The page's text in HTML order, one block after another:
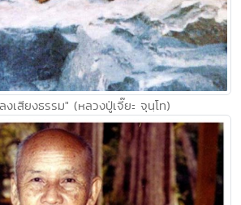
งเสียงธรรม" (หลวงปู่เจี๊ยะ จุนฺโท)